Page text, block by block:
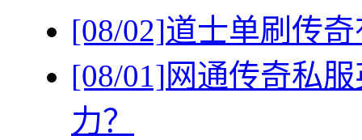
[08/02]道士单刷传
[08/01]网通传奇私
力？